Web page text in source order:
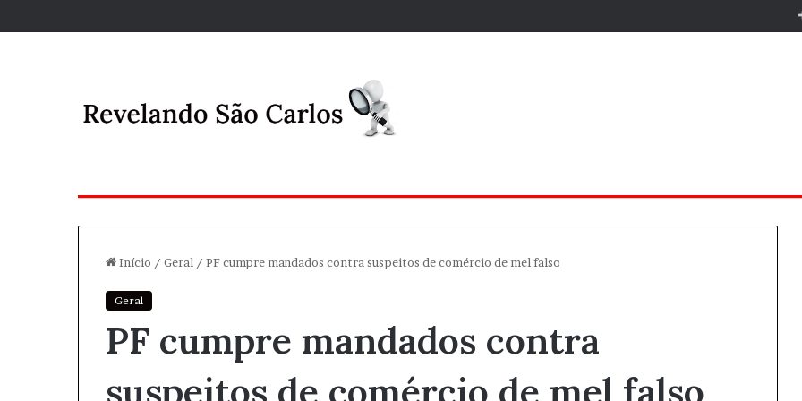
Início / Geral / PF cumpre mandados contra suspeitos de comércio de mel falso
Geral
PF cumpre mandados contra
suspeitos de comércio de mel falso